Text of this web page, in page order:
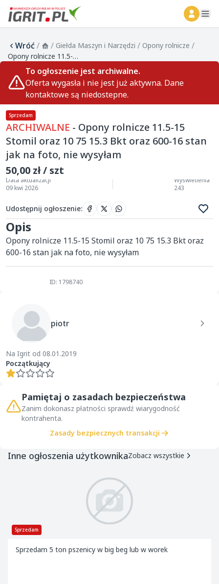
Wróć/ / Giełda Maszyn i Narzędzi / Opony rolnicze /
Opony rolnicze 11.5-15 Stomil oraz 10 75 15.3 Bkt oraz 600-16 stan jak na foto, nie wysyłam
To ogłoszenie jest archiwalne.
Oferta wygasła i nie jest już aktywna. Dane
kontaktowe są niedostepne.
Sprzedam
ARCHIWALNE - Opony rolnicze 11.5-15
Stomil oraz 10 75 15.3 Bkt oraz 600-16 stan
jak na foto, nie wysyłam
50,00 zł / szt
Data aktualizacji
09 kwi 2026
Wyświetlenia
243
Udostępnij ogłoszenie:
Opis
Opony rolnicze 11.5-15 Stomil oraz 10 75 15.3 Bkt oraz
600-16 stan jak na foto, nie wysyłam
ID: 1798740
piotr
Na Igrit od 08.01.2019
Początkujący
Pamiętaj o zasadach bezpieczeństwa
Zanim dokonasz płatności sprawdź wiarygodność
kontrahenta.
Zasady bezpiecznych transakcji
Inne ogłoszenia użytkownikaZobacz wszystkie
Sprzedam
Sprzedam 5 ton pszenicy w big beg lub w worek